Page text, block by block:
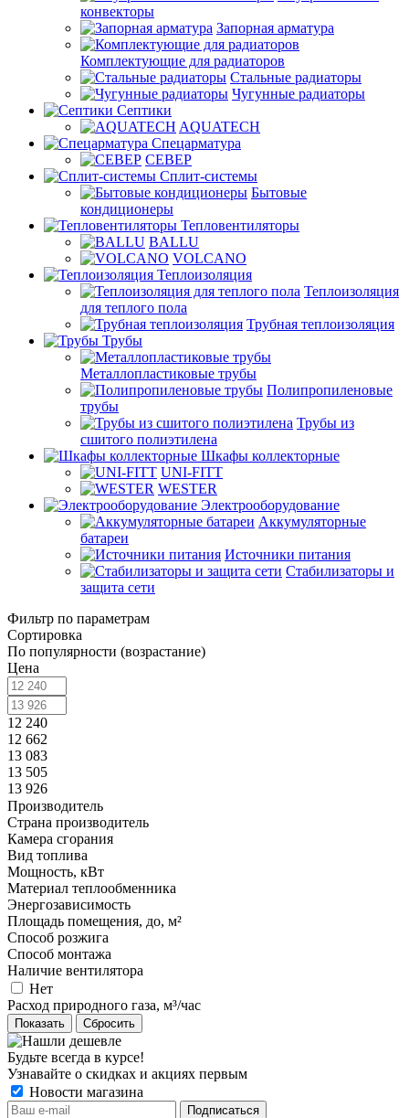
конвекторы
Запорная арматура
Комплектующие для радиаторов
Стальные радиаторы
Чугунные радиаторы
Септики
AQUATECH
Спецарматура
СЕВЕР
Сплит-системы
Бытовые
кондиционеры
Тепловентиляторы
BALLU
VOLCANO
Теплоизоляция
Теплоизоляция
для теплого пола
Трубная теплоизоляция
Трубы
Металлопластиковые трубы
Полипропиленовые
трубы
Трубы из
сшитого полиэтилена
Шкафы коллекторные
UNI-FITT
WESTER
Электрооборудование
Аккумуляторные
батареи
Источники питания
Стабилизаторы и
защита сети
Фильтр по параметрам
Сортировка
По популярности (возрастание)
Цена
12 240
12 662
13 083
13 505
13 926
Производитель
Страна производитель
Камера сгорания
Вид топлива
Мощность, кВт
Материал теплообменника
Энергозависимость
Площадь помещения, до, м²
Способ розжига
Способ монтажа
Наличие вентилятора
Нет
Расход природного газа, м³/час
Сбросить
Будьте всегда в курсе!
Узнавайте о скидках и акциях первым
Новости магазина